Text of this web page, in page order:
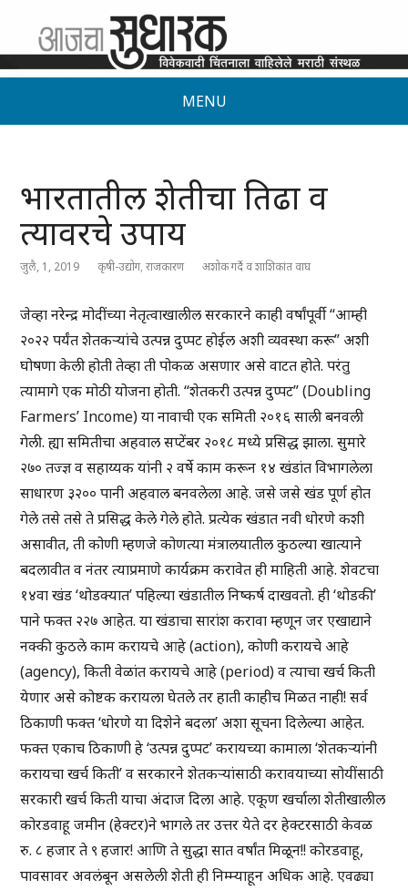
MENU
भारतातील शेतीचा तिढा व
त्यावरचे उपाय
जुलै, 1, 2019 कृषी-उद्योग,राजकारण अशोक गर्दे व शाशिकांत वाघ
जेव्हा नरेन्द्र मोदींच्या नेतृत्वाखालील सरकारने काही वर्षांपूर्वी “आम्ही
२०२२ पर्यंत शेतकर्‍यांचे उत्पन्न दुप्पट होईल अशी व्यवस्था करू” अशी
घोषणा केली होती तेव्हा ती पोकळ असणार असे वाटत होते. परंतु
त्यामागे एक मोठी योजना होती. “शेतकरी उत्पन्न दुप्पट” (Doubling
Farmers’ Income) या नावाची एक समिती २०१६ साली बनवली
गेली. ह्या समितीचा अहवाल सप्टेंबर २०१८ मध्ये प्रसिद्ध झाला. सुमारे
२७० तज्ज्ञ व सहाय्यक यांनी २ वर्षे काम करून १४ खंडांत विभागलेला
साधारण ३२०० पानी अहवाल बनवलेला आहे. जसे जसे खंड पूर्ण होत
गेले तसे तसे ते प्रसिद्ध केले गेले होते. प्रत्येक खंडात नवी धोरणे कशी
असावीत, ती कोणी म्हणजे कोणत्या मंत्रालयातील कुठल्या खात्याने
बदलावीत व नंतर त्याप्रमाणे कार्यक्रम करावेत ही माहिती आहे. शेवटचा
१४वा खंड ‘थोडक्यात’ पहिल्या खंडातील निष्कर्ष दाखवतो. ही ‘थोडकी’
पाने फक्त २२७ आहेत. या खंडाचा सारांश करावा म्हणून जर एखाद्याने
नक्की कुठले काम करायचे आहे (action), कोणी करायचे आहे
(agency), किती वेळांत करायचे आहे (period) व त्याचा खर्च किती
येणार असे कोष्टक करायला घेतले तर हाती काहीच मिळत नाही! सर्व
ठिकाणी फक्त ‘धोरणे या दिशेने बदला’ अशा सूचना दिलेल्या आहेत.
फक्त एकाच ठिकाणी हे ‘उत्पन्न दुप्पट’ करायच्या कामाला ‘शेतकर्‍यांनी
करायचा खर्च किती’ व सरकारने शेतकर्‍यांसाठी करावयाच्या सोयींसाठी
सरकारी खर्च किती याचा अंदाज दिला आहे. एकूण खर्चाला शेतीखालील
कोरडवाहू जमीन (हेक्टर)ने भागले तर उत्तर येते दर हेक्टरसाठी केवळ
रु. ८ हजार ते ९ हजार! आणि ते सुद्धा सात वर्षांत मिळून!! कोरडवाहू,
पावसावर अवलंबून असलेली शेती ही निम्म्याहून अधिक आहे. एवढ्या